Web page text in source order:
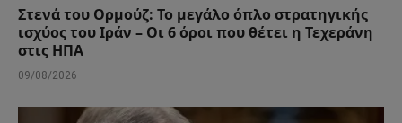
Στενά του Ορμούζ: Το μεγάλο όπλο στρατηγικής
ισχύος του Ιράν – Οι 6 όροι που θέτει η Τεχεράνη
στις ΗΠΑ
09/08/2026